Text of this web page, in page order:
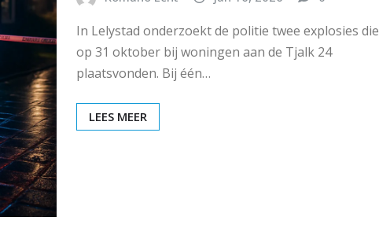
In Lelystad onderzoekt de politie twee explosies die
op 31 oktober bij woningen aan de Tjalk 24
plaatsvonden. Bij één…
LEES MEER